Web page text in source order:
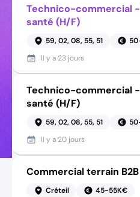
Technico-commercial
santé (H/F)
59, 02, 08, 55, 51
Il y a 23 jours
Technico-commercial
santé (H/F)
59, 02, 08, 55, 51
Il y a 20 jours
Commercial terrain B2B
Créteil
45-55K€